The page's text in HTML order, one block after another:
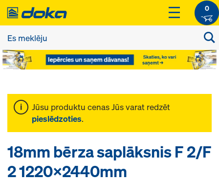
0
Jūsu produktu cenas Jūs varat redzēt
pieslēdzoties.
18mm bērza saplāksnis F 2/F
2 1220x2440mm